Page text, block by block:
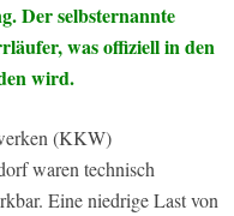
Der selbsternannte
was offiziell in den
wird.
(KKW)
waren technisch
Eine niedrige Last von